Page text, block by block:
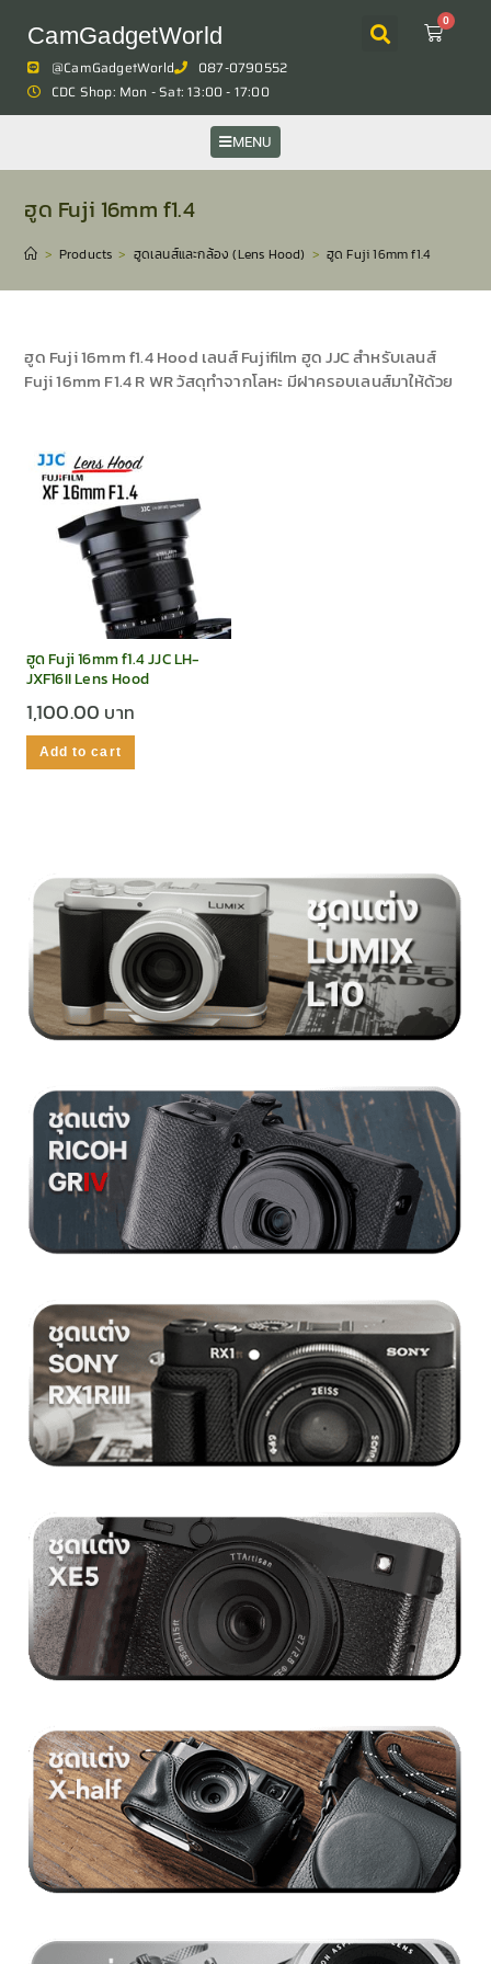
CamGadgetWorld
0
@CamGadgetWorld
087-0790552
CDC Shop: Mon - Sat: 13:00 - 17:00
MENU
ฮูด Fuji 16mm f1.4
> Products > ฮูดเลนส์และกล้อง (Lens Hood) > ฮูด Fuji 16mm f1.4
ฮูด Fuji 16mm f1.4 Hood เลนส์ Fujifilm ฮูด JJC สำหรับเลนส์
Fuji 16mm F1.4 R WR วัสดุทำจากโลหะ มีฝาครอบเลนส์มาให้ด้วย
ฮูด Fuji 16mm f1.4 JJC LH-
JXF16II Lens Hood
1,100.00
Add to cart